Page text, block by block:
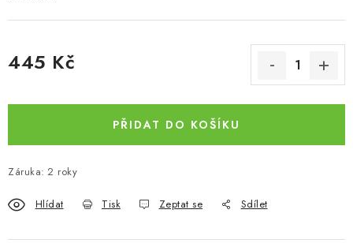
445 Kč
PŘIDAT DO KOŠÍKU
Záruka: 2 roky
Tisk Zeptat se
Hlídat Sdílet